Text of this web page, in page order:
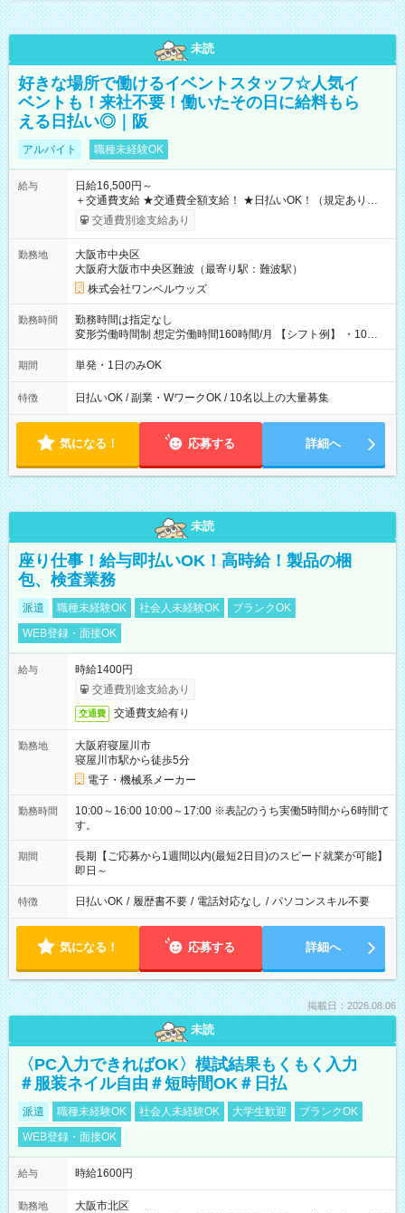
未読
好きな場所で働けるイベントスタッフ☆人気イ
ベントも！来社不要！働いたその日に給料もら
える日払い◎｜阪
アルバイト 職種未経験OK
給与
日給16,500円～
＋交通費支給 ★交通費全額支給！ ★日払いOK！（規定あり） ┗
働いたその日に現金GET♪ お仕事後はコンビニATMから 日払
交通費別途支給あり
勤務地
大阪市中央区
大阪府大阪市中央区難波（最寄り駅：難波駅）
株式会社ワンベルウッズ
勤務時間
勤務時間は指定なし
変形労働時間制 想定労働時間160時間/月 【シフト例】 ・10：
00～20：00
期間 単発・1日のみOK
特徴 日払いOK / 副業・WワークOK / 10名以上の大量募集
気になる！ 応募する 詳細へ
未読
座り仕事！給与即払いOK！高時給！製品の梱
包、検査業務
派遣 職種未経験OK 社会人未経験OK
ブランクOK
WEB登録・面接OK
給与
時給1400円
交通費別途支給あり
交通費 交通費支給有り
勤務地
大阪府寝屋川市
寝屋川市駅から徒歩5分
電子・機械系メーカー
勤務時間
10:00～16:00 10:00～17:00 ※表記のうち実働5時間から6時間で
す。
期間
長期【ご応募から1週間以内(最短2日目)のスピード就業が可能】
即日～
特徴 日払いOK / 履歴書不要 / 電話対応なし / パソコンスキル不要
気になる！ 応募する 詳細へ
掲載日：2026.08.06
未読
〈PC入力できればOK〉模試結果もくもく入力
＃服装ネイル自由＃短時間OK＃日払
派遣 職種未経験OK 社会人未経験OK 大学生歓迎
ブランクOK
WEB登録・面接OK
給与 時給1600円
勤務地
大阪市北区